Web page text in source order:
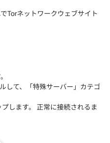
Torネットワークウェブサイト
して、「特殊サーバー」カテゴ
プします。 正常に接続されるま